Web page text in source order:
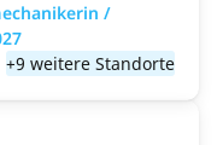
/
+9 weitere Standorte